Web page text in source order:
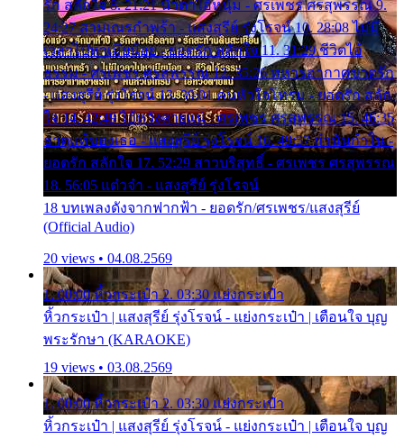
รัก สลักใจ 8. 21:21 น้ำตาไอ้หนุ่ม - ศรเพชร ศรสุพรรณ 9.
24:27 สามเณรกำพร้า - แสงสุรีย์ รุ่งโรจน์ 10. 28:08 ไม่มี
เวลาไปหาเมียน้อย - ยอดรัก สลักใจ 11. 31:29 ชีวิตไอ้
ธรรม - ศรเพชร ศรสุพรรณ 12. 35:26 ทหารอากาศขาดรัก
- แสงสุรีย์ รุ่งโรจน์ 13. 39:01 คนหัวใจโทรม - ยอดรัก สลัก
ใจ 14. 42:49 ไอ้หวังตายแน่ - ศรเพชร ศรสุพรรณ 15. 46:35
ธาตุแท้ของเธอ - แสงสุรีย์ รุ่งโรจน์ 16. 49:57 กำนันกำใน -
ยอดรัก สลักใจ 17. 52:29 สาวบริสุทธิ์ - ศรเพชร ศรสุพรรณ
18. 56:05 แต๋วจ๋า - แสงสุรีย์ รุ่งโรจน์
18 บทเพลงดังจากฟากฟ้า - ยอดรัก/ศรเพชร/แสงสุรีย์
(Official Audio)
20 views • 04.08.2569
1. 00:00 หิ้วกระเป๋า 2. 03:30 แย่งกระเป๋า
หิ้วกระเป๋า | แสงสุรีย์ รุ่งโรจน์ - แย่งกระเป๋า | เตือนใจ บุญ
พระรักษา (KARAOKE)
19 views • 03.08.2569
1. 00:00 หิ้วกระเป๋า 2. 03:30 แย่งกระเป๋า
หิ้วกระเป๋า | แสงสุรีย์ รุ่งโรจน์ - แย่งกระเป๋า | เตือนใจ บุญ